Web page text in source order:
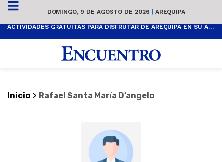
DOMINGO, 9 DE AGOSTO DE 2026 | AREQUIPA
ACTIVIDADES GRATUITAS PARA DISFRUTAR DE AREQUIPA EN SU ANIVERSARIO
Inicio > Rafael Santa María D’angelo